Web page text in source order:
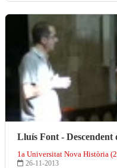
Lluís Font - Descendent
1a Universitat Nova Història
26-11-2013